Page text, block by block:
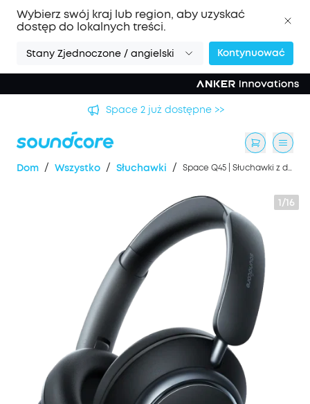
Wybierz swój kraj lub region, aby uzyskać
dostęp do lokalnych treści.
Stany Zjednoczone / angielski Kontynuować
Space 2 już dostępne >>
Dom / Wszystko / Słuchawki / Space Q45 | Słuchawki z długotrwałą redukcją szumów
1/16